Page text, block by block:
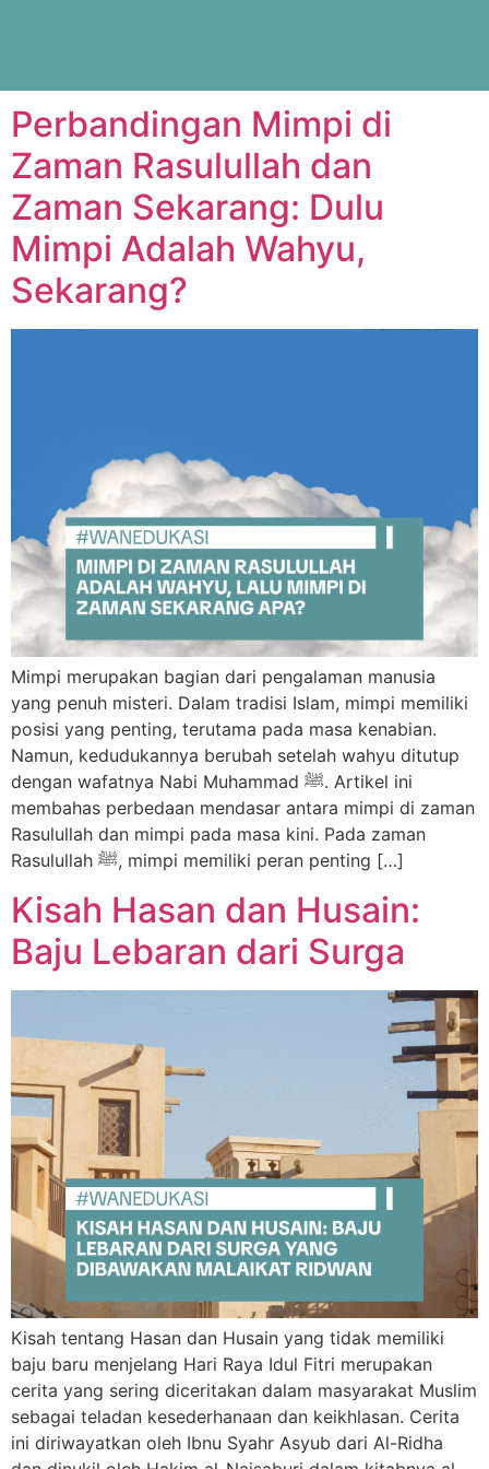
Perbandingan Mimpi di
Zaman Rasulullah dan
Zaman Sekarang: Dulu
Mimpi Adalah Wahyu,
Sekarang?
Mimpi merupakan bagian dari pengalaman manusia
yang penuh misteri. Dalam tradisi Islam, mimpi memiliki
posisi yang penting, terutama pada masa kenabian.
Namun, kedudukannya berubah setelah wahyu ditutup
dengan wafatnya Nabi Muhammad ﷺ. Artikel ini
membahas perbedaan mendasar antara mimpi di zaman
Rasulullah dan mimpi pada masa kini. Pada zaman
Rasulullah ﷺ, mimpi memiliki peran penting […]
Kisah Hasan dan Husain:
Baju Lebaran dari Surga
​Kisah tentang Hasan dan Husain yang tidak memiliki
baju baru menjelang Hari Raya Idul Fitri merupakan
cerita yang sering diceritakan dalam masyarakat Muslim
sebagai teladan kesederhanaan dan keikhlasan. Cerita
ini diriwayatkan oleh Ibnu Syahr Asyub dari Al-Ridha